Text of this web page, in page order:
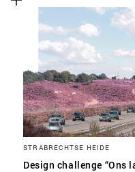
STRABRECHTSE HEIDE
Design challenge “Ons